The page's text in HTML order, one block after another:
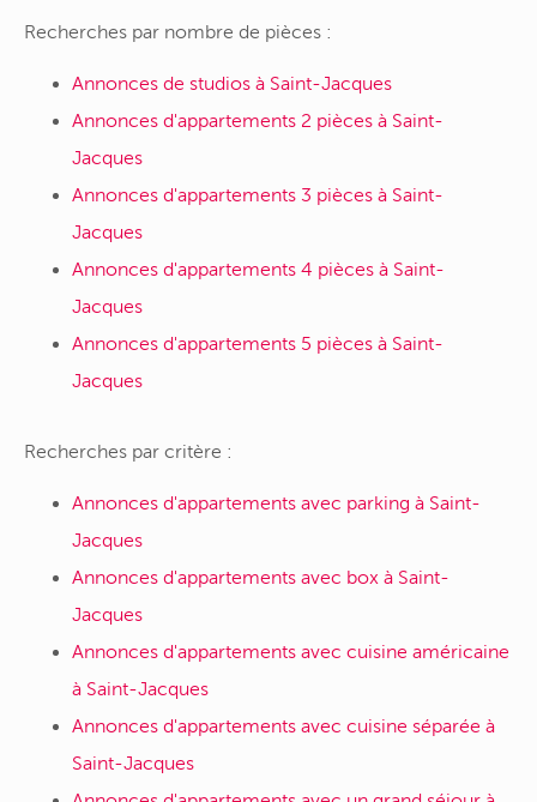
Recherches par nombre de pièces :
Annonces de studios à Saint-Jacques
Annonces d'appartements 2 pièces à Saint-
Jacques
Annonces d'appartements 3 pièces à Saint-
Jacques
Annonces d'appartements 4 pièces à Saint-
Jacques
Annonces d'appartements 5 pièces à Saint-
Jacques
Recherches par critère :
Annonces d'appartements avec parking à Saint-
Jacques
Annonces d'appartements avec box à Saint-
Jacques
Annonces d'appartements avec cuisine américaine
à Saint-Jacques
Annonces d'appartements avec cuisine séparée à
Saint-Jacques